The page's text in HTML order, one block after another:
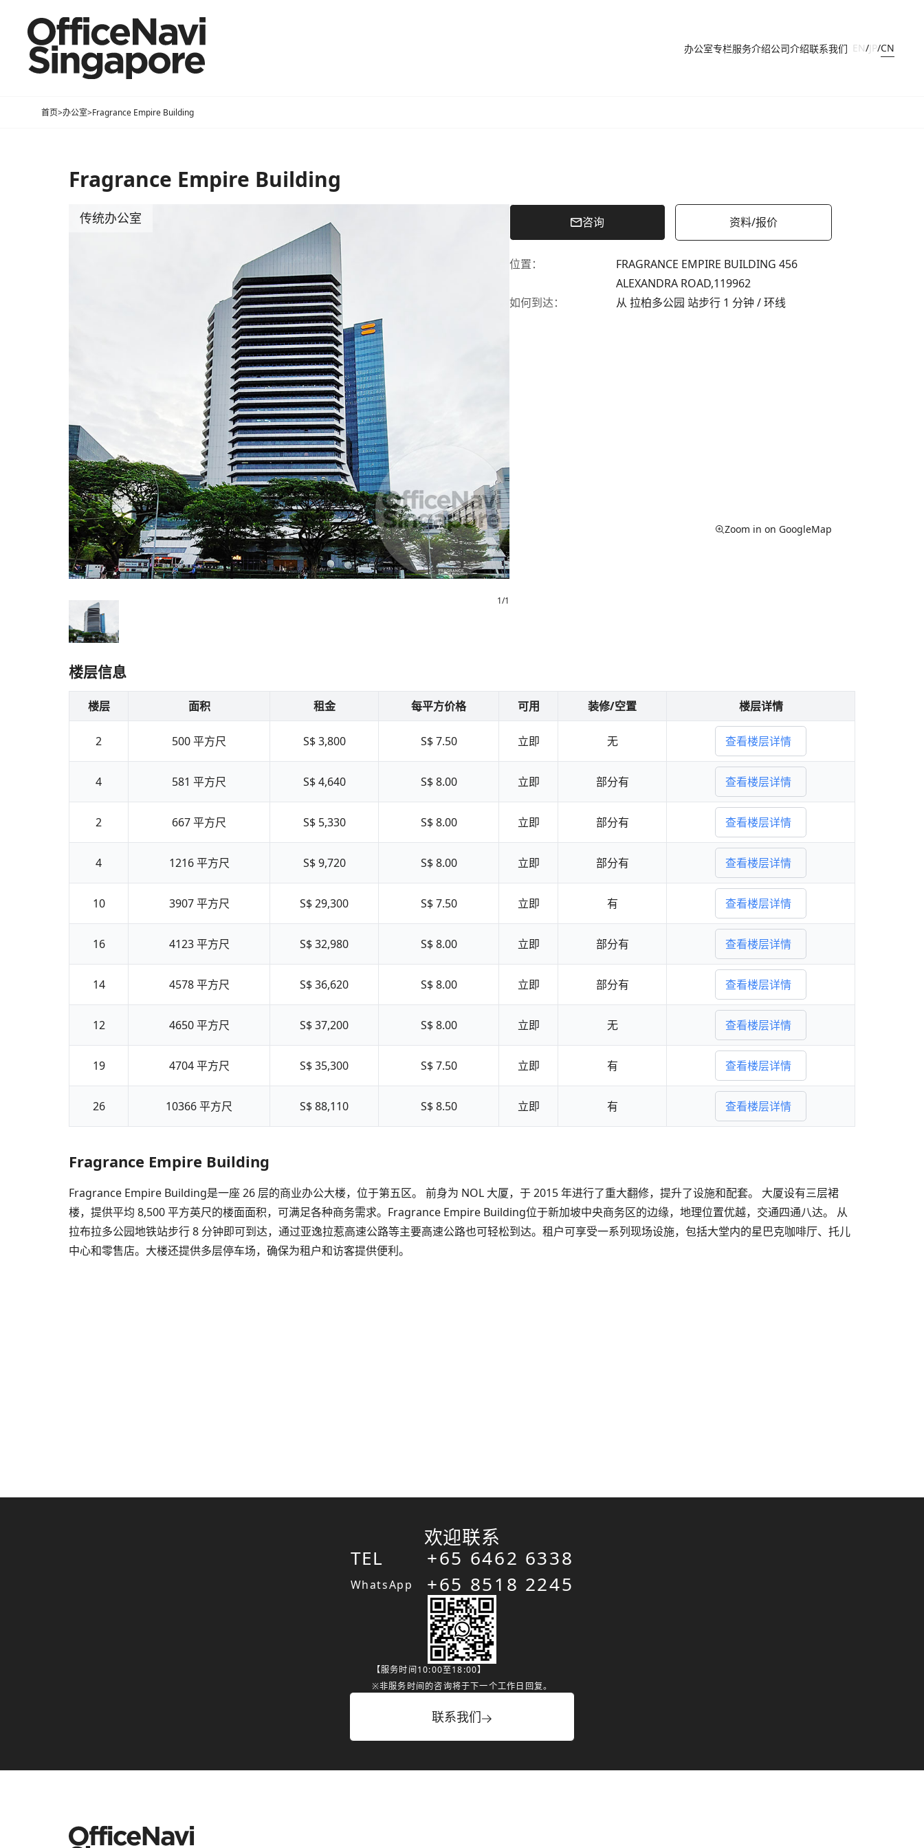
办公室专栏服务介绍公司介绍联系我们 EN/JP/CN
首页>办公室>Fragrance Empire Building
Fragrance Empire Building
传统办公室
1/1
咨询 资料/报价
位置：
FRAGRANCE EMPIRE BUILDING 456
ALEXANDRA ROAD,119962
如何到达： 从 拉柏多公园 站步行 1 分钟 / 环线
Zoom in on GoogleMap
楼层信息
楼层 面积 租金 每平方价格 可用 装修/空置 楼层详情
2 500平方尺 S$ 3,800 S$ 7.50 立即 无 查看楼层详情
4 581 平方尺 S$ 4,640 S$ 8.00 立即 部分有 查看楼层详情
2 667平方尺 S$ 5,330 S$ 8.00 立即 部分有 查看楼层详情
4 1216 平方尺 S$ 9,720 S$ 8.00 立即 部分有 查看楼层详情
10 3907 平方尺 S$ 29,300 S$ 7.50 立即 有 查看楼层详情
16 4123 平方尺 S$ 32,980 S$ 8.00 立即 部分有 查看楼层详情
14 4578 平方尺 S$ 36,620 S$ 8.00 立即 部分有 查看楼层详情
12 4650 平方尺 S$ 37,200 S$ 8.00 立即 无 查看楼层详情
19 4704 平方尺 S$ 35,300 S$ 7.50 立即 有 查看楼层详情
26 10366平方尺 S$ 88,110 S$ 8.50 立即 有 查看楼层详情
Fragrance Empire Building
Fragrance Empire Building是一座 26 层的商业办公大楼，位于第五区。 前身为 NOL 大厦，于 2015 年进行了重大翻修，提升了设施和配套。 大厦设有三层裙
楼，提供平均 8,500 平方英尺的楼面面积，可满足各种商务需求。Fragrance Empire Building位于新加坡中央商务区的边缘，地理位置优越，交通四通八达。 从
拉布拉多公园地铁站步行 8 分钟即可到达，通过亚逸拉惹高速公路等主要高速公路也可轻松到达。租户可享受一系列现场设施，包括大堂内的星巴克咖啡厅、托儿
中心和零售店。大楼还提供多层停车场，确保为租户和访客提供便利。
欢迎联系
TEL
WhatsApp
+65 6462 6338
+65 8518 2245
【服务时间10:00至18:00】
※非服务时间的咨询将于下一个工作日回复。
联系我们